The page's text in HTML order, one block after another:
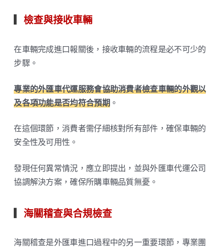
▎檢查與接收車輛
在車輛完成進口報關後，接收車輛的流程是必不可少的
步驟。
專業的外匯車代運服務會協助消費者檢查車輛的外觀以
及各項功能是否均符合預期 。
在這個環節，消費者需仔細核對所有部件，確保車輛的
安全性及可用性。
發現任何異常情況，應立即提出，並與外匯車代運公司
協調解決方案，確保所購車輛品質無憂。
▎海關稽查與合規檢查
海關稽查是外匯車進口過程中的另一重要環節，專業團